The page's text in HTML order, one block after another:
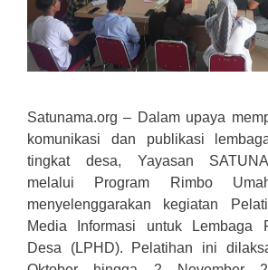
Satunama.org – Dalam upaya
komunikasi dan publikasi
tingkat desa, Yayasan
melalui Program Rimbo
menyelenggarakan kegiatan
Media Informasi untuk Lembaga
Desa (LPHD). Pelatihan ini